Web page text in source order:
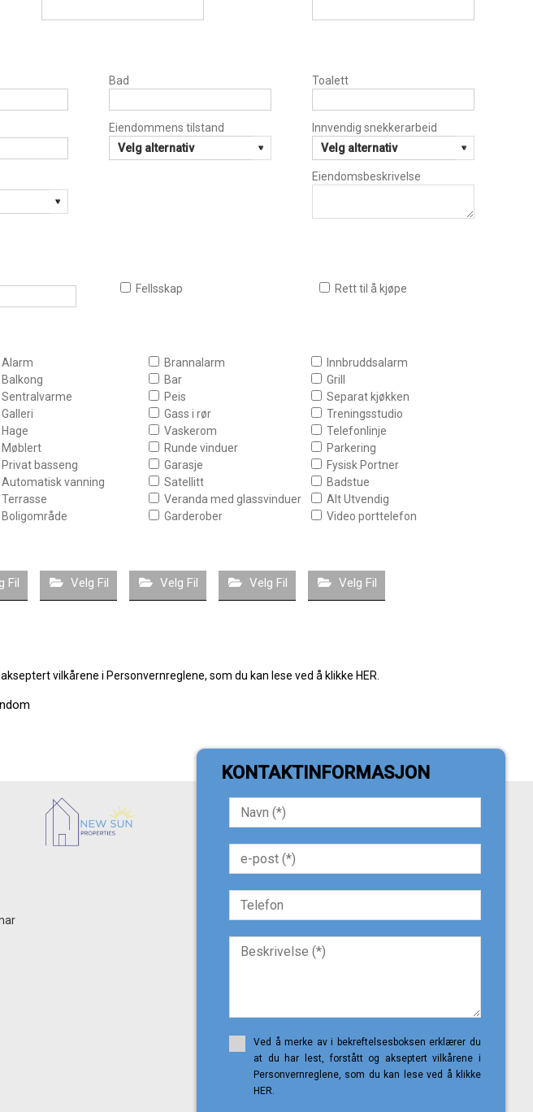
Bad Toalett
Eiendommens tilstand Innvendig snekkerarbeid
Eiendomsbeskrivelse
Fellsskap
Rett til å kjøpe
Alarm Brannalarm
Innbruddsalarm
Balkong Bar
Grill
Sentralvarme Peis
Separat kjøkken
Galleri Gass i rør
Treningsstudio
Hage Vaskerom
Telefonlinje
Møblert Runde vinduer
Parkering
Privat basseng Garasje
Fysisk Portner
Automatisk vanning Satellitt
Badstue
Terrasse Veranda med glassvinduer
Alt Utvendig
Boligområde Garderober Video porttelefon
Fil Velg Fil Velg Fil Velg Fil Velg Fil
vilkårene i Personvernreglene, som du kan lese ved å klikke HER.
KONTAKTINFORMASJON
Ved å merke av i bekreftelsesboksen erklærer du
at du har lest, forstått og akseptert vilkårene i
Personvernreglene, som du kan lese ved å klikke
HER.